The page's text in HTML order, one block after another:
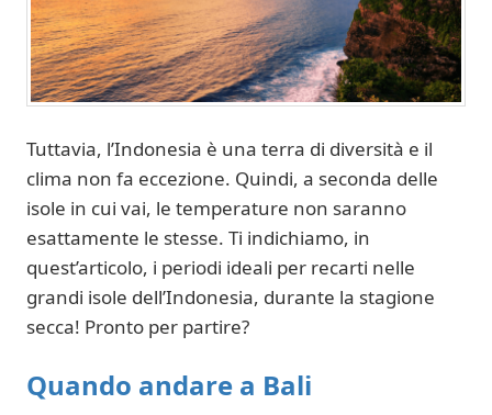
Tuttavia, l’Indonesia è una terra di diversità e il
clima non fa eccezione. Quindi, a seconda delle
isole in cui vai, le temperature non saranno
esattamente le stesse. Ti indichiamo, in
quest’articolo, i periodi ideali per recarti nelle
grandi isole dell’Indonesia, durante la stagione
secca! Pronto per partire?
Quando andare a Bali